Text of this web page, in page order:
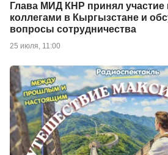
Глава МИД КНР принял участие
коллегами в Кыргызстане и
вопросы сотрудничества
25 июля, 11:00